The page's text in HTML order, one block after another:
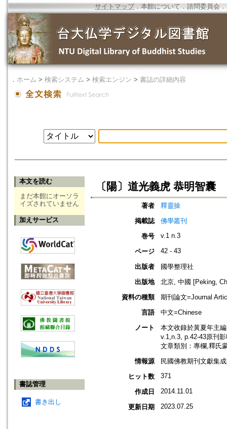
サイトマップ．本館について ． 諮問委員会 ．
． ホーム > 検索システム > 検索エンジン > 書誌の詳細内容
本文を読む
まだ本館にオーソラ
イズされていません
加えサービス
書誌管理
書き出し
〔陽〕道光義虎 恭明智囊
著者
釋靈操
掲載誌
佛學叢刊
巻号
v.1 n.3
ページ 42 - 43
出版者
國學整理社
出版地
北京, 中國 [Peking,
資料の種類
期刊論文=Journal
言語
中文=Chinese
ノート
本文收錄於黃夏年主
v.1,n.3, p.42-43原刊
文章類別：專欄,釋氏
情報源
民國佛教期刊文獻集
ヒット数
371
作成日 2014.11.01
更新日期 2023.07.25